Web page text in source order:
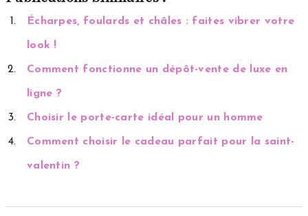
Écharpes, foulards et châles : faites vibrer votre
look !
Comment fonctionne un dépôt-vente de luxe en
ligne ?
Choisir le porte-carte idéal pour un homme
Comment choisir le cadeau parfait pour la saint-
valentin ?